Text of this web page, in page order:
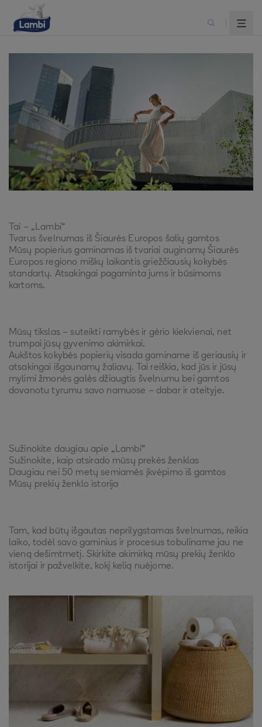
Tai – „Lambi“
Tvarus švelnumas iš Šiaurės Europos šalių gamtos
Mūsų popierius gaminamas iš tvariai auginamų Šiaurės
Europos regiono miškų laikantis griežčiausių kokybės
standartų. Atsakingai pagaminta jums ir būsimoms
kartoms.
Mūsų tikslas – suteikti ramybės ir gėrio kiekvienai, net
trumpai jūsų gyvenimo akimirkai.
Aukštos kokybės popierių visada gaminame iš geriausių ir
atsakingai išgaunamų žaliavų. Tai reiškia, kad jūs ir jūsų
mylimi žmonės galės džiaugtis švelnumu bei gamtos
dovanotu tyrumu savo namuose – dabar ir ateityje.
Sužinokite daugiau apie „Lambi“
Sužinokite, kaip atsirado mūsų prekės ženklas
Daugiau nei 50 metų semiamės įkvėpimo iš gamtos
Mūsų prekių ženklo istorija
Tam, kad būtų išgautas neprilygstamas švelnumas, reikia
laiko, todėl savo gaminius ir procesus tobuliname jau ne
vieną dešimtmetį. Skirkite akimirką mūsų prekių ženklo
istorijai ir pažvelkite, kokį kelią nuėjome.